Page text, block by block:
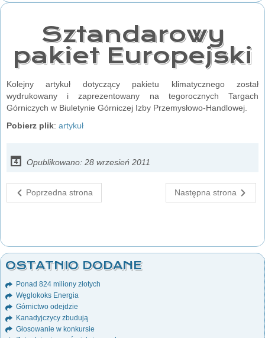
Sztandarowy
pakiet Europejski
Kolejny artykuł dotyczący pakietu klimatycznego został
wydrukowany i zaprezentowany na tegorocznych Targach
Górniczych w Biuletynie Górniczej Izby Przemysłowo-Handlowej.
Pobierz plik: artykuł
Opublikowano: 28 wrzesień 2011
Poprzedna strona Następna strona
OSTATNIO DODANE
Ponad 824 miliony złotych
Węglokoks Energia
Górnictwo odejdzie
Kanadyjczycy zbudują
Głosowanie w konkursie